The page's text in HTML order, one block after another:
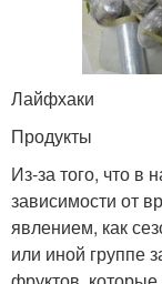
Лайфхаки
Продукты
Из-за того, что в
зависимости от
явлением, как
или иной группе